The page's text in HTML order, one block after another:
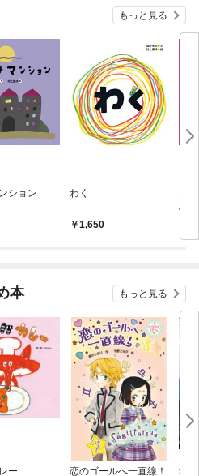
もっと見る
ション わく
1,650
の
本 もっと見る
ー 恋のゴールへ一直線！ 地